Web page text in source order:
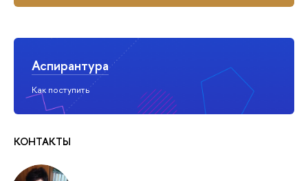
Аспирантура
Как поступить
КОНТАКТЫ